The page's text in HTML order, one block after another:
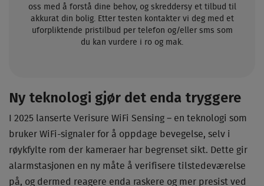
oss med å forstå dine behov, og skreddersy et tilbud til
akkurat din bolig. Etter testen kontakter vi deg med et
uforpliktende pristilbud per telefon og/eller sms som
du kan vurdere i ro og mak.
Ny teknologi gjør det enda tryggere
I 2025 lanserte Verisure WiFi Sensing – en teknologi som
bruker WiFi-signaler for å oppdage bevegelse, selv i
røykfylte rom der kameraer har begrenset sikt. Dette gir
alarmstasjonen en ny måte å verifisere tilstedeværelse
på, og dermed reagere enda raskere og mer presist ved